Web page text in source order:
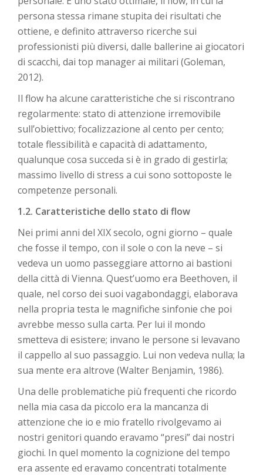
persona stessa rimane stupita dei risultati che
ottiene, e definito attraverso ricerche sui
professionisti più diversi, dalle ballerine ai giocatori
di scacchi, dai top manager ai militari (Goleman,
2012).
Il flow ha alcune caratteristiche che si riscontrano
regolarmente: stato di attenzione irremovibile
sull’obiettivo; focalizzazione al cento per cento;
totale flessibilità e capacità di adattamento,
qualunque cosa succeda si è in grado di gestirla;
massimo livello di stress a cui sono sottoposte le
competenze personali.
1.2. Caratteristiche dello stato di flow
Nei primi anni del XIX secolo, ogni giorno – quale
che fosse il tempo, con il sole o con la neve – si
vedeva un uomo passeggiare attorno ai bastioni
della città di Vienna. Quest’uomo era Beethoven, il
quale, nel corso dei suoi vagabondaggi, elaborava
nella propria testa le magnifiche sinfonie che poi
avrebbe messo sulla carta. Per lui il mondo
smetteva di esistere; invano le persone si levavano
il cappello al suo passaggio. Lui non vedeva nulla; la
sua mente era altrove (Walter Benjamin, 1986).
Una delle problematiche più frequenti che ricordo
nella mia casa da piccolo era la mancanza di
attenzione che io e mio fratello rivolgevamo ai
nostri genitori quando eravamo “presi” dai nostri
giochi. In quel momento la cognizione del tempo
era assente ed eravamo concentrati totalmente